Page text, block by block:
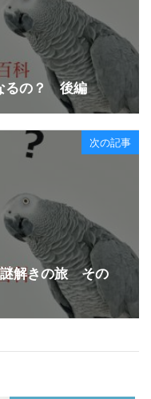
るの？ 後編
次の記事
解きの旅 その